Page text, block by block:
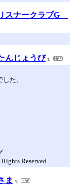
スナークラブG
んじょうび
た。
Reserved.
ま